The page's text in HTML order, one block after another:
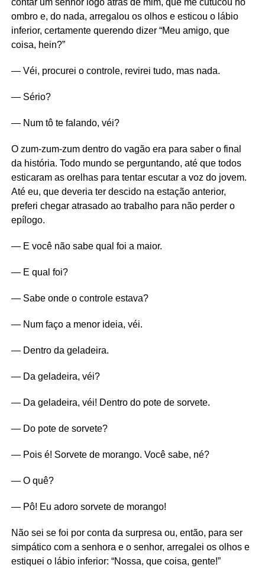
contar um senhor logo atrás de mim, que me cutucou no
ombro e, do nada, arregalou os olhos e esticou o lábio
inferior, certamente querendo dizer “Meu amigo, que
coisa, hein?”
— Véi, procurei o controle, revirei tudo, mas nada.
— Sério?
— Num tô te falando, véi?
O zum-zum-zum dentro do vagão era para saber o final
da história. Todo mundo se perguntando, até que todos
esticaram as orelhas para tentar escutar a voz do jovem.
Até eu, que deveria ter descido na estação anterior,
preferi chegar atrasado ao trabalho para não perder o
epílogo.
— E você não sabe qual foi a maior.
— E qual foi?
— Sabe onde o controle estava?
— Num faço a menor ideia, véi.
— Dentro da geladeira.
— Da geladeira, véi?
— Da geladeira, véi! Dentro do pote de sorvete.
— Do pote de sorvete?
— Pois é! Sorvete de morango. Você sabe, né?
— O quê?
— Pô! Eu adoro sorvete de morango!
Não sei se foi por conta da surpresa ou, então, para ser
simpático com a senhora e o senhor, arregalei os olhos e
estiquei o lábio inferior: “Nossa, que coisa, gente!”